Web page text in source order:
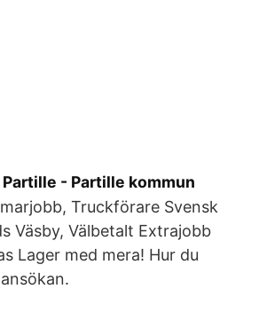
- Partille kommun
Truckförare Svensk
Väsby, Välbetalt Extrajobb
Lager med mera! Hur du